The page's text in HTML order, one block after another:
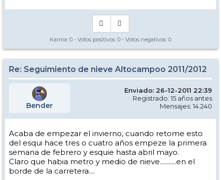
Karma: 0 - Votos positivos: 0 - Votos negativos: 0
Re: Seguimiento de nieve Altocampoo 2011/2012
Bender
Enviado: 26-12-2011 22:39
Registrado: 15 años antes
Mensajes: 14.240
Acaba de empezar el invierno, cuando retome esto
del esqui hace tres o cuatro años empeze la primera
semana de febrero y esquie hasta abril mayo.
Claro que habia metro y medio de nieve...........en el
borde de la carretera....